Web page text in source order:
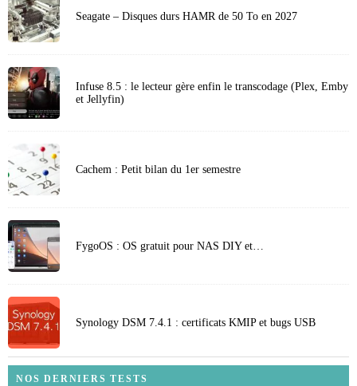
Seagate – Disques durs HAMR de 50 To en 2027
Infuse 8.5 : le lecteur gère enfin le transcodage (Plex, Emby
et Jellyfin)
Cachem : Petit bilan du 1er semestre
FygoOS : OS gratuit pour NAS DIY et…
Synology DSM 7.4.1 : certificats KMIP et bugs USB
NOS DERNIERS TESTS